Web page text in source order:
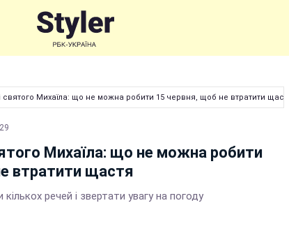
святого Михаїла: що не можна робити 15 червня, щоб не втратити щастя
Михаїла: що не можна робити
втратити щастя
речей і звертати увагу на погоду